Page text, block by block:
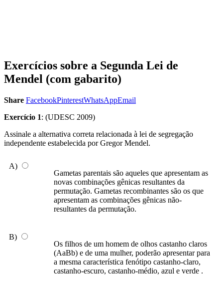
Exercícios sobre a Segunda Lei de
Mendel (com gabarito)
Share FacebookPinterestWhatsAppEmail
Exercício 1: (UDESC 2009)
Assinale a alternativa correta relacionada à lei de segregação
independente estabelecida por Gregor Mendel.
A)
Gametas parentais são aqueles que apresentam as
novas combinações gênicas resultantes da
permutação. Gametas recombinantes são os que
apresentam as combinações gênicas não-
resultantes da permutação.
B)
Os filhos de um homem de olhos castanho claros
(AaBb) e de uma mulher, poderão apresentar para
a mesma característica fenótipo castanho-claro,
castanho-escuro, castanho-médio, azul e verde .